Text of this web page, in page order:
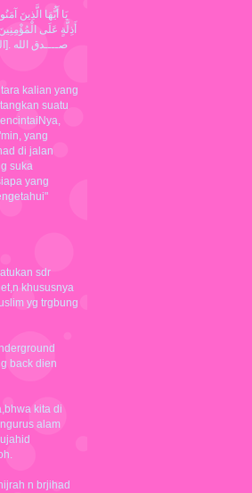
أَذِلَّةٍ عَلَى
kalian yang
suatu
yang
di jalan
suka
yang
sdr
khususnya
yg trgbung
back dien
kita di
alam
n brjihad